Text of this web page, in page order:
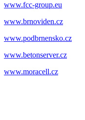
www.fcc-group.eu
www.brnoviden.cz
www.podbrnensko.cz
www.betonserver.cz
www.moracell.cz